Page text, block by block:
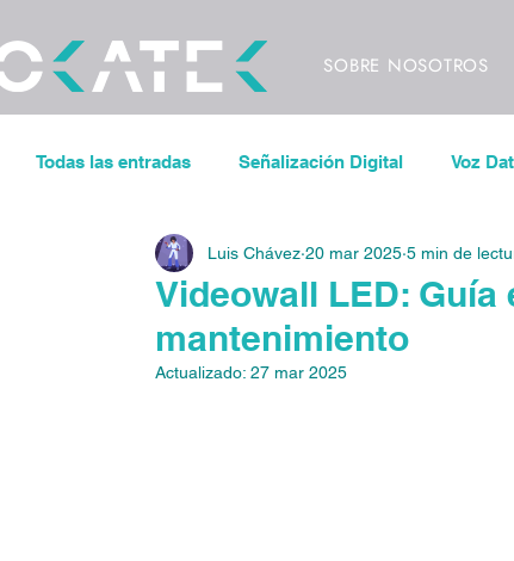
SOBRE NOSOTROS
Todas las entradas Señalización Digital Voz
Sonorización Control de iluminación
Espacios de Trabajo Inteligentes CODECS
Videowall LED:
mantenimiento
Luis Chávez 20 mar 2025 5 min de
Actualizado: 27 mar 2025